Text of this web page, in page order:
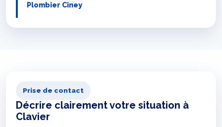
Plombier Ciney
Prise de contact
Décrire clairement votre situation à
Clavier